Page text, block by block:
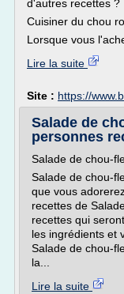
d'autres recettes ?
Cuisiner du chou
Lorsque vous
Lire la suite
Site : https://
Salade de
personnes
Salade de chou-
Salade de chou-
que vous
recettes de
recettes qui
les ingrédients et
Salade de chou-
la...
Lire la suite